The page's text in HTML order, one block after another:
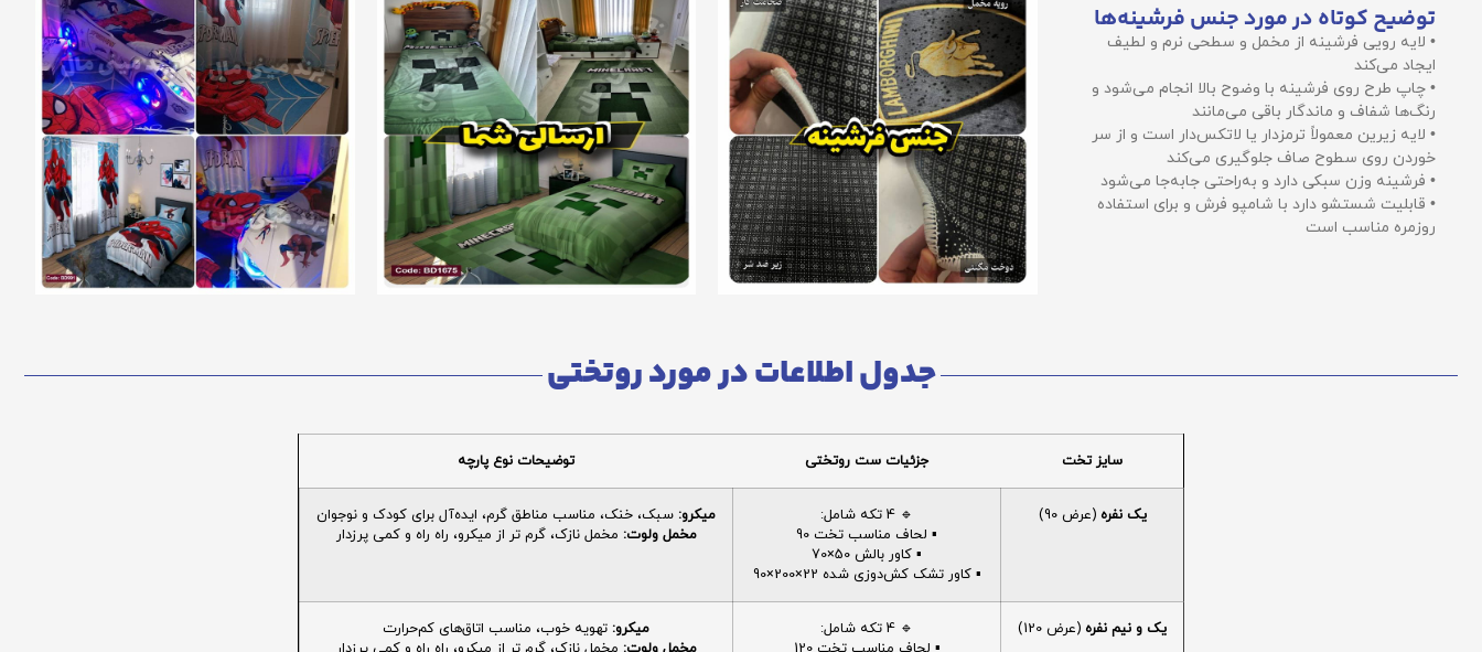
توضیح کوتاه در مورد جنس فرشینه‌ها
• لایه رویی فرشینه از مخمل و سطحی نرم و لطیف
ایجاد می‌کند
• چاپ طرح روی فرشینه با وضوح بالا انجام می‌شود و
رنگ‌ها شفاف و ماندگار باقی می‌مانند
• لایه زیرین معمولاً ترمزدار یا لاتکس‌دار است و از سر
خوردن روی سطوح صاف جلوگیری می‌کند
• فرشینه وزن سبکی دارد و به‌راحتی جابه‌جا می‌شود
• قابلیت شستشو دارد با شامپو فرش و برای استفاده
روزمره مناسب است
جدول اطلاعات در مورد روتختی
سایز تخت جزئیات ست روتختی توضیحات نوع پارچه
یک نفره (عرض 90)
🔹 4 تکه شامل:
▪️ لحاف مناسب تخت 90
▪️ کاور بالش 50×70
▪️ کاور تشک کش‌دوزی شده 22×200×90
میکرو: سبک، خنک، مناسب مناطق گرم، ایده‌آل برای کودک و نوجوان
مخمل ولوت: مخمل نازک، گرم تر از میکرو، راه راه و کمی پرزدار
یک و نیم نفره (عرض 120)
🔹 4 تکه شامل:
میکرو: تهویه خوب، مناسب اتاق‌های کم‌حرارت